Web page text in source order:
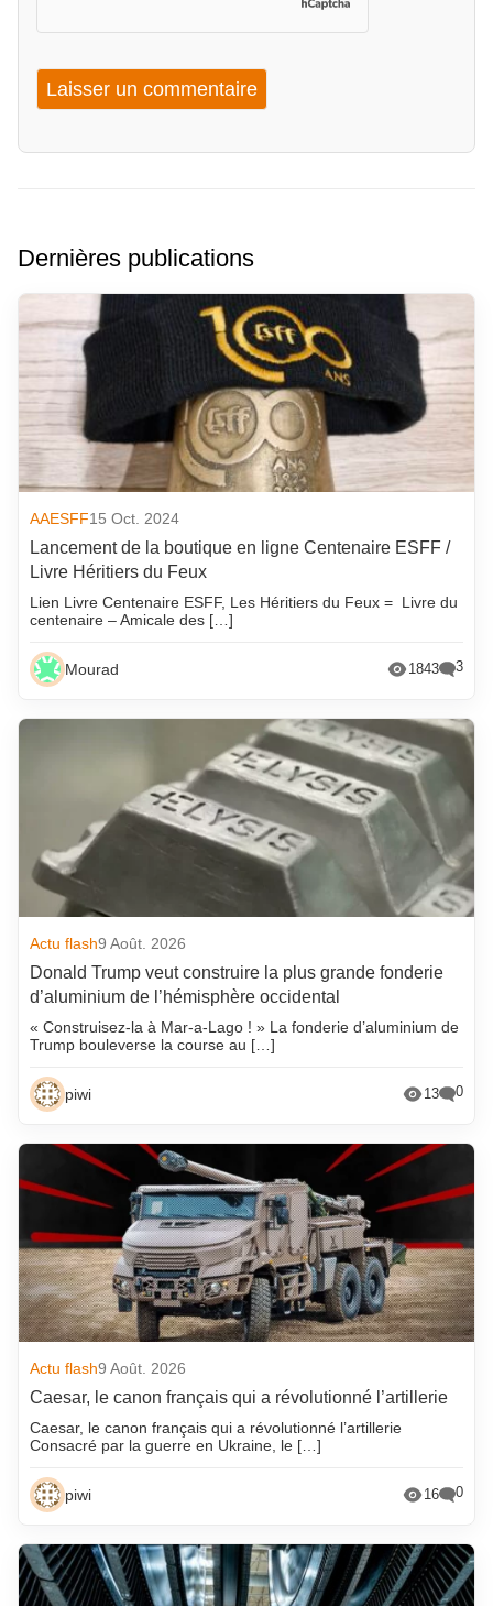
Dernières publications
AAESFF15 Oct. 2024
Lancement de la boutique en ligne Centenaire ESFF /
Livre Héritiers du Feux
Lien Livre Centenaire ESFF, Les Héritiers du Feux = Livre du
centenaire – Amicale des […]
Mourad 1843 3
Actu flash9 Août. 2026
Donald Trump veut construire la plus grande fonderie
d’aluminium de l’hémisphère occidental
« Construisez-la à Mar-a-Lago ! » La fonderie d’aluminium de
Trump bouleverse la course au […]
piwi 13 0
Actu flash9 Août. 2026
Caesar, le canon français qui a révolutionné l’artillerie
Caesar, le canon français qui a révolutionné l’artillerie
Consacré par la guerre en Ukraine, le […]
piwi 16 0